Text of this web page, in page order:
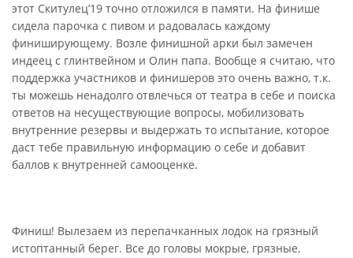
этот Скитулец’19 точно отложился в памяти. На финише
сидела парочка с пивом и радовалась каждому
финиширующему. Возле финишной арки был замечен
индеец с глинтвейном и Олин папа. Вообще я считаю, что
поддержка участников и финишеров это очень важно, т.к.
ты можешь ненадолго отвлечься от театра в себе и поиска
ответов на несуществующие вопросы, мобилизовать
внутренние резервы и выдержать то испытание, которое
даст тебе правильную информацию о себе и добавит
баллов к внутренней самооценке.
Финиш! Вылезаем из перепачканных лодок на грязный
истоптанный берег. Все до головы мокрые, грязные,